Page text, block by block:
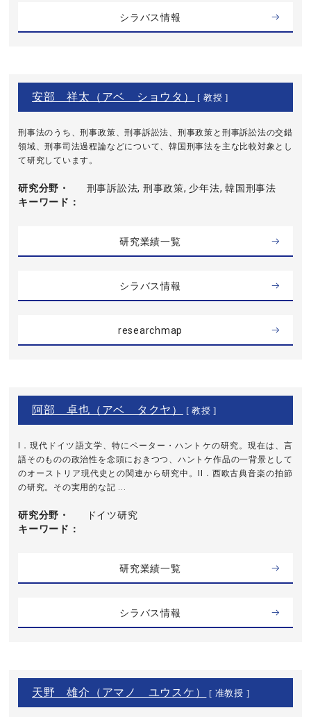
シラバス情報
安部 祥太（アベ ショウタ） [ 教授 ]
刑事法のうち、刑事政策、刑事訴訟法、刑事政策と刑事訴訟法の交錯
領域、刑事司法過程論などについて、韓国刑事法を主な比較対象とし
て研究しています。
研究分野・
キーワード
刑事訴訟法, 刑事政策, 少年法, 韓国刑事法
研究業績一覧
シラバス情報
researchmap
阿部 卓也（アベ タクヤ） [ 教授 ]
I．現代ドイツ語文学、特にペーター・ハントケの研究。現在は、言
語そのものの政治性を念頭におきつつ、ハントケ作品の一背景として
のオーストリア現代史との関連から研究中。II．西欧古典音楽の拍節
の研究。その実用的な記 ...
研究分野・
キーワード
ドイツ研究
研究業績一覧
シラバス情報
天野 雄介（アマノ ユウスケ） [ 准教授 ]